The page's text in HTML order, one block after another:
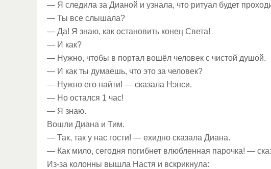
— Я следила за Дианой и узнала, что ритуал будет
— Ты все слышала?
— Да! Я знаю, как остановить конец Света!
— И как?
— Нужно, чтобы в портал вошёл человек с чистой душой.
— И как ты думаешь, что это за человек?
— Нужно его найти! — сказала Нэнси.
— Но остался 1 час!
— Я знаю.
Вошли Диана и Тим.
— Так, так у нас гости! — ехидно сказала Диана.
— Как мило, сегодня погибнет влюбленная парочка! —
Из-за колонны вышла Настя и вскрикнула: